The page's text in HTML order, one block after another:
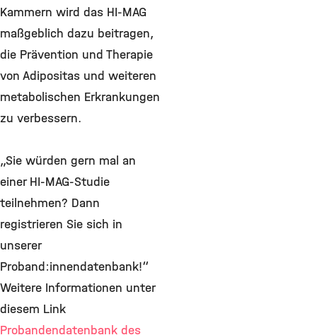
Kammern wird das HI-MAG
maßgeblich dazu beitragen,
die Prävention und Therapie
von Adipositas und weiteren
metabolischen Erkrankungen
zu verbessern.
„Sie würden gern mal an
einer HI-MAG-Studie
teilnehmen? Dann
registrieren Sie sich in
unserer
Proband:innendatenbank!“
Weitere Informationen unter
diesem Link
Probandendatenbank des